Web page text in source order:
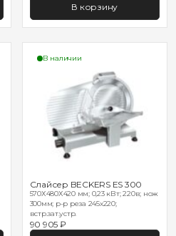
В корзину
В наличии
Слайсер BECKERS ES 300
570Х480Х420 мм; 0,23 кВт; 220в; нож
300мм; р-р реза 245х220;
встр.зат.устр.
90 905 ₽